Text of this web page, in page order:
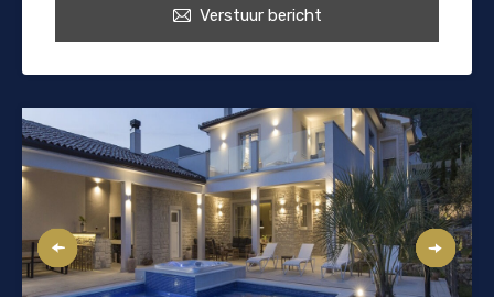
Verstuur bericht